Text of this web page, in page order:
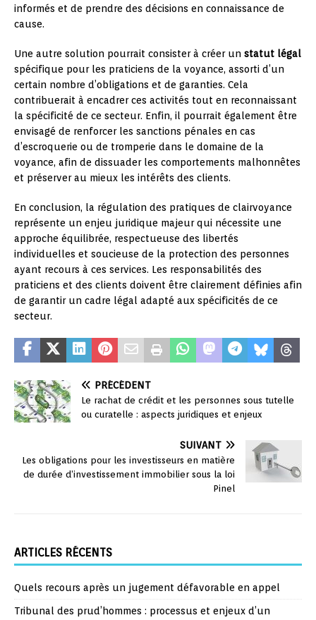
informés et de prendre des décisions en connaissance de
cause.
Une autre solution pourrait consister à créer un statut légal
spécifique pour les praticiens de la voyance, assorti d’un
certain nombre d’obligations et de garanties. Cela
contribuerait à encadrer ces activités tout en reconnaissant
la spécificité de ce secteur. Enfin, il pourrait également être
envisagé de renforcer les sanctions pénales en cas
d’escroquerie ou de tromperie dans le domaine de la
voyance, afin de dissuader les comportements malhonnêtes
et préserver au mieux les intérêts des clients.
En conclusion, la régulation des pratiques de clairvoyance
représente un enjeu juridique majeur qui nécessite une
approche équilibrée, respectueuse des libertés
individuelles et soucieuse de la protection des personnes
ayant recours à ces services. Les responsabilités des
praticiens et des clients doivent être clairement définies afin
de garantir un cadre légal adapté aux spécificités de ce
secteur.
PRÉCÉDENT
Le rachat de crédit et les personnes sous tutelle
ou curatelle : aspects juridiques et enjeux
SUIVANT
Les obligations pour les investisseurs en matière
de durée d’investissement immobilier sous la loi
Pinel
ARTICLES RÉCENTS
Quels recours après un jugement défavorable en appel
Tribunal des prud’hommes : processus et enjeux d’un